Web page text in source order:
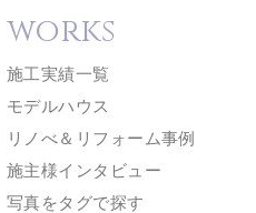
works
施工実績一覧
モデルハウス
リノべ＆リフォーム事例
施主様インタビュー
写真をタグで探す